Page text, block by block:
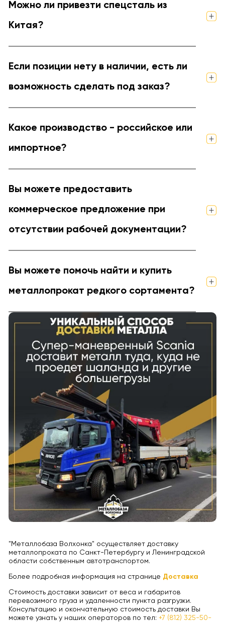
Можно ли привезти спецсталь из
Китая?
Если позиции нету в наличии, есть ли
возможность сделать под заказ?
Какое производство - российское или
импортное?
Вы можете предоставить
коммерческое предложение при
отсутствии рабочей документации?
Вы можете помочь найти и купить
металлопрокат редкого сортамента?
"Металлобаза Волхонка" осуществляет доставку
металлопроката по Санкт-Петербургу и Ленинградской
области собственным автотранспортом.
Более подробная информация на странице Доставка
Стоимость доставки зависит от веса и габаритов
перевозимого груза и удаленности пункта разгрузки.
Консультацию и окончательную стоимость доставки Вы
можете узнать у наших операторов по тел: +7 (812) 325-50-